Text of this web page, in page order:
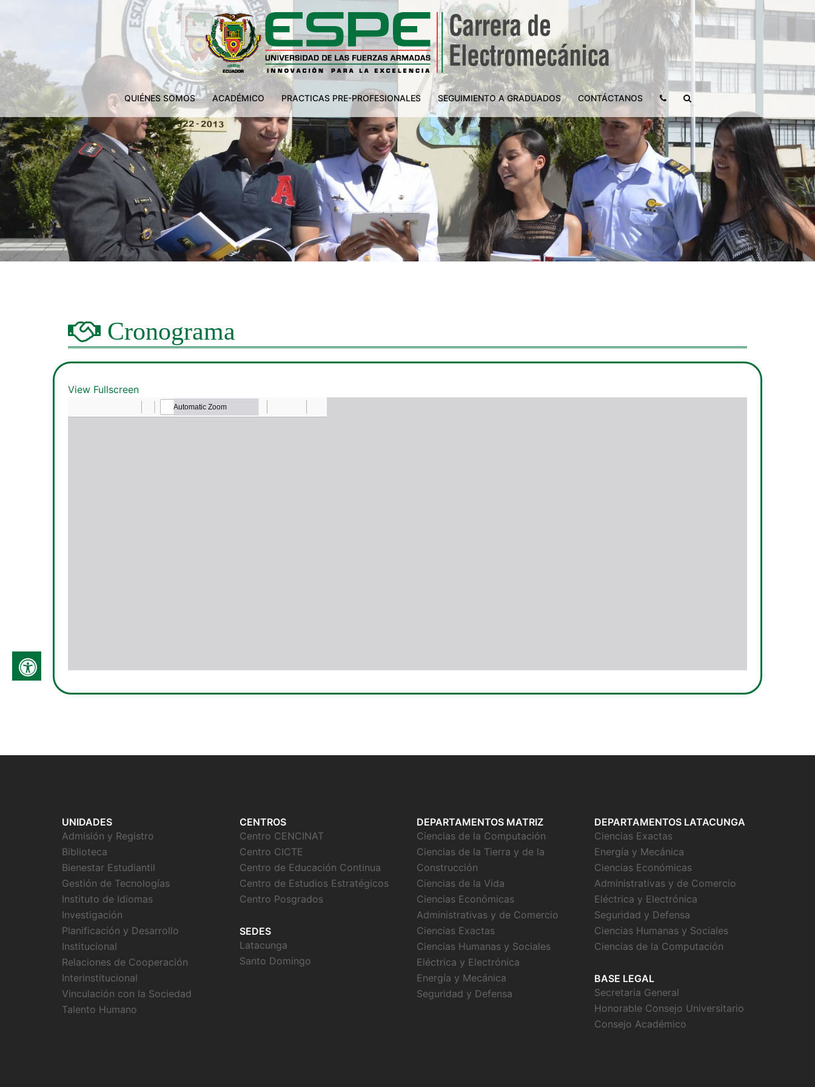
QUIÉNES SOMOS ACADÉMICO PRACTICAS PRE-PROFESIONALES SEGUIMIENTO A GRADUADOS CONTÁCTANOS
Cronograma
View Fullscreen
UNIDADES
Admisión y Registro
Biblioteca
Bienestar Estudiantil
Gestión de Tecnologías
Instituto de Idiomas
Investigación
Planificación y Desarrollo
Institucional
Relaciones de Cooperación
Interinstitucional
Vinculación con la Sociedad
Talento Humano
CENTROS
Centro CENCINAT
Centro CICTE
Centro de Educación Continua
Centro de Estudios Estratégicos
Centro Posgrados
SEDES
Latacunga
Santo Domingo
DEPARTAMENTOS MATRIZ
Ciencias de la Computación
Ciencias de la Tierra y de la
Construcción
Ciencias de la Vida
Ciencias Económicas
Administrativas y de Comercio
Ciencias Exactas
Ciencias Humanas y Sociales
Eléctrica y Electrónica
Energía y Mecánica
Seguridad y Defensa
DEPARTAMENTOS LATACUNGA
Ciencias Exactas
Energía y Mecánica
Ciencias Económicas
Administrativas y de Comercio
Eléctrica y Electrónica
Seguridad y Defensa
Ciencias Humanas y Sociales
Ciencias de la Computación
BASE LEGAL
Secretaria General
Honorable Consejo Universitario
Consejo Académico